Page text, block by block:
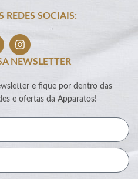
REDES SOCIAIS:
NEWSLETTER
e fique por dentro das
e ofertas da Apparatos!